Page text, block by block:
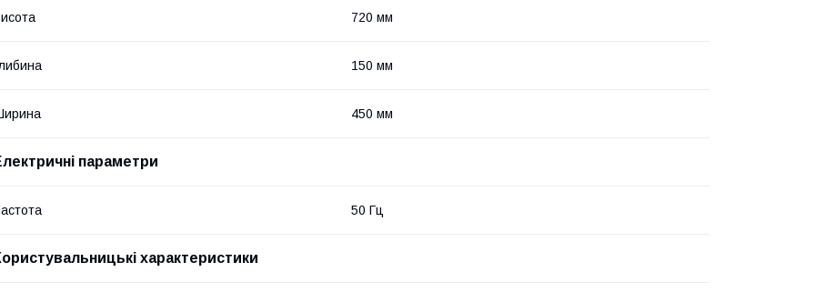
720 мм
150 мм
450 мм
параметри
50 Гц
характеристики